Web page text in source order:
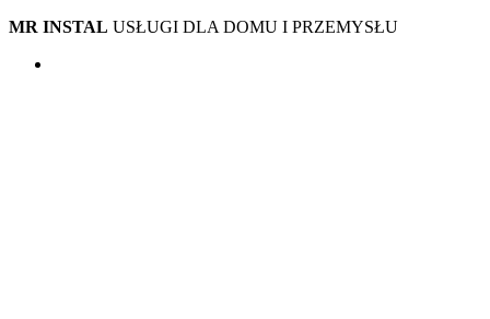
MR INSTAL USŁUGI DLA DOMU I PRZEMYSŁU